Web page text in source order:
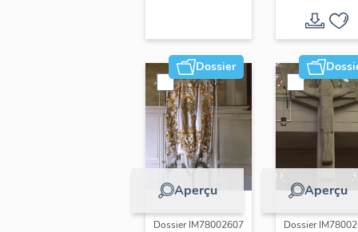
Dossier
Aperçu
Dossier IM78002607
Aperçu
Dossier